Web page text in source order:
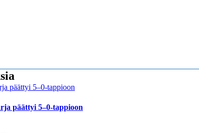
päättyi 5–0-tappioon